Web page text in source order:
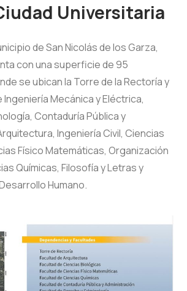
Universitaria
de San Nicolás de los Garza,
con una superficie de 95
se ubican la Torre de la Rectoría y
Mecánica y Eléctrica,
Contaduría Pública y
Ingeniería Civil, Ciencias
Físico Matemáticas, Organización
Químicas, Filosofía y Letras y
Humano.